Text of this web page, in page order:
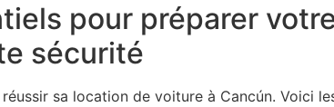
pour préparer
sécurité
sa location de voiture à Cancún. Voici